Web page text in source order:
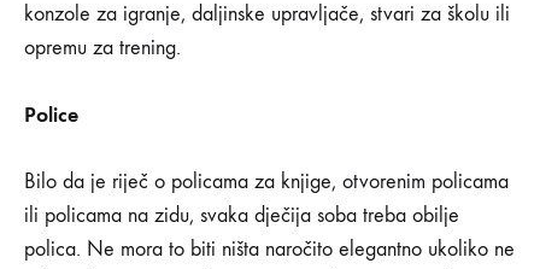
konzole za igranje, daljinske upravljače, stvari za školu ili
opremu za trening.
Police
Bilo da je riječ o policama za knjige, otvorenim policama
ili policama na zidu, svaka dječija soba treba obilje
polica. Ne mora to biti ništa naročito elegantno ukoliko ne